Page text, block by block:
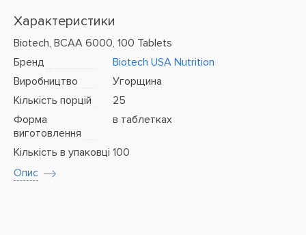
Характеристики
Biotech, BCAA 6000, 100 Tablets
Бренд
Biotech USA Nutrition
Виробництво
Угорщина
Кількість порцій
25
Форма
виготовлення
в таблетках
Кількість в упаковці 100
Опис